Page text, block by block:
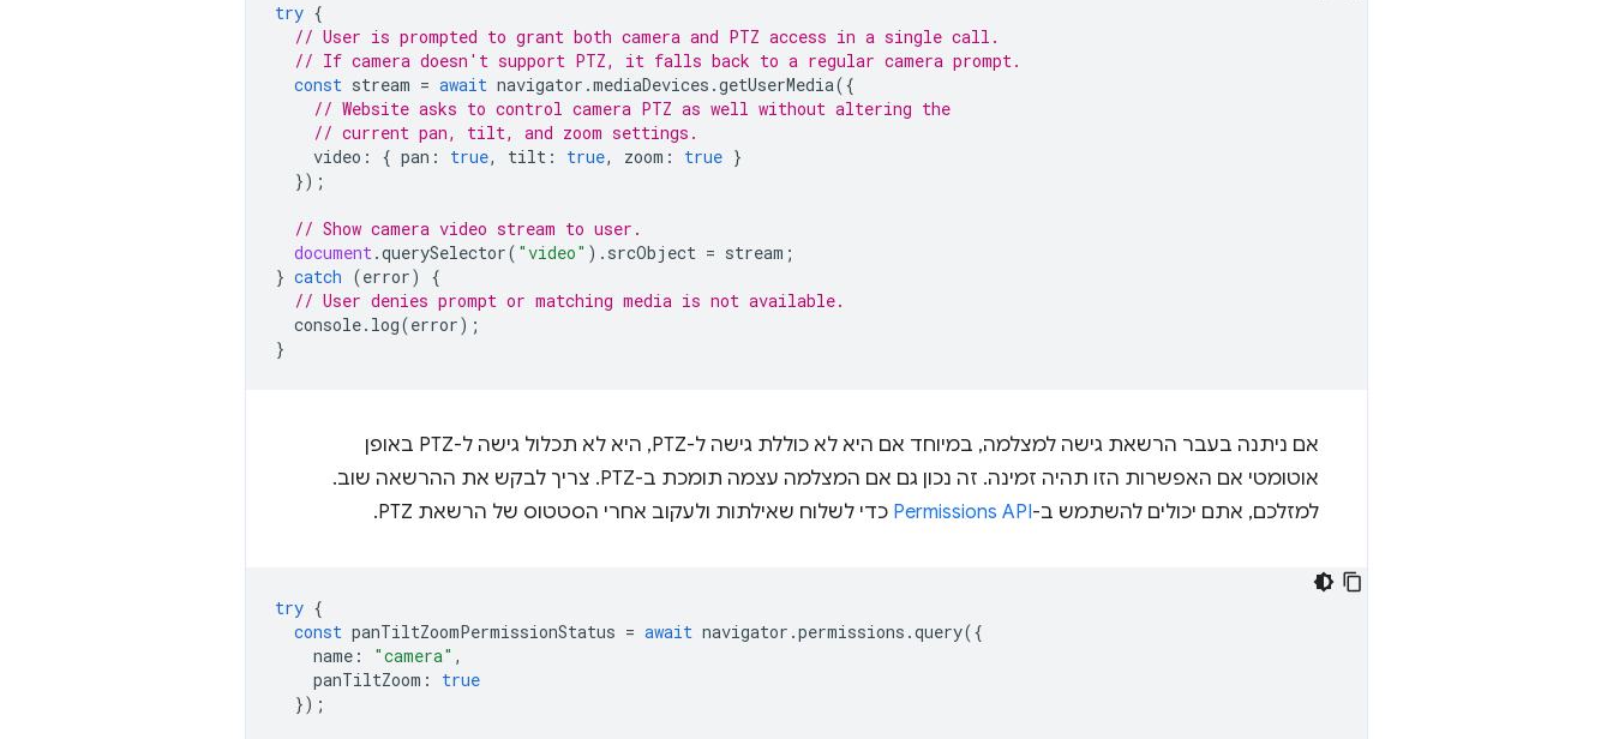
try {
// User is prompted to grant both camera and PTZ access in a single call.
// If camera doesn't support PTZ, it falls back to a regular camera prompt.
const stream = await navigator .mediaDevices .getUserMedia({
// Website asks to control camera PTZ as well without altering the
// current pan, tilt, and zoom settings.
video : { pan : true, tilt : true, zoom : true }
});
// Show camera video stream to user.
document.querySelector( "video" ). srcObject = stream ;
} catch (error)
{
// User denies prompt or matching media is not available.
console. log(error);
}
אם ניתנה בעבר הרשאת גישה למצלמה, במיוחד אם היא לא כוללת גישה ל-PTZ, היא לא תכלול גישה ל-PTZ באופן
אוטומטי אם האפשרות הזו תהיה זמינה. זה נכון גם אם המצלמה עצמה תומכת ב-PTZ. צריך לבקש את ההרשאה שוב.
למזלכם, אתם יכולים להשתמש ב-Permissions API כדי לשלוח שאילתות ולעקוב אחרי הסטטוס של הרשאת PTZ.
try {
const panTiltZoomPermissionStatus = await navigator .permissions .query({
name : "camera" ,
panTiltZoom :
true
});